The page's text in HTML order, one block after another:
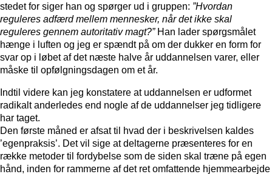
stedet for siger han og spørger ud i gruppen: ”Hvordan
reguleres adfærd mellem mennesker, når det ikke skal
reguleres gennem autoritativ magt?”Han lader spørgsmålet
hænge i luften og jeg er spændt på om der dukker en form for
svar op i løbet af det næste halve år uddannelsen varer, eller
måske til opfølgningsdagen om et år.
Indtil videre kan jeg konstatere at uddannelsen er udformet
radikalt anderledes end nogle af de uddannelser jeg tidligere
har taget.
Den første måned er afsat til hvad der i beskrivelsen kaldes
’egenpraksis’. Det vil sige at deltagerne præsenteres for en
række metoder til fordybelse som de siden skal træne på egen
hånd, inden for rammerne af det ret omfattende hjemmearbejde